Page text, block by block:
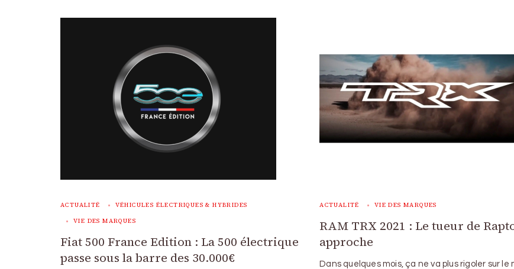
ACTUALITÉ VÉHICULES ÉLECTRIQUES & HYBRIDES
VIE DES MARQUES
Fiat 500 France Edition : La 500 électrique
passe sous la barre des 30.000€
ACTUALITÉ VIE DES MARQUES
RAM TRX 2021 : Le tueur de
approche
Dans quelques mois, ça ne va plus rigoler sur le